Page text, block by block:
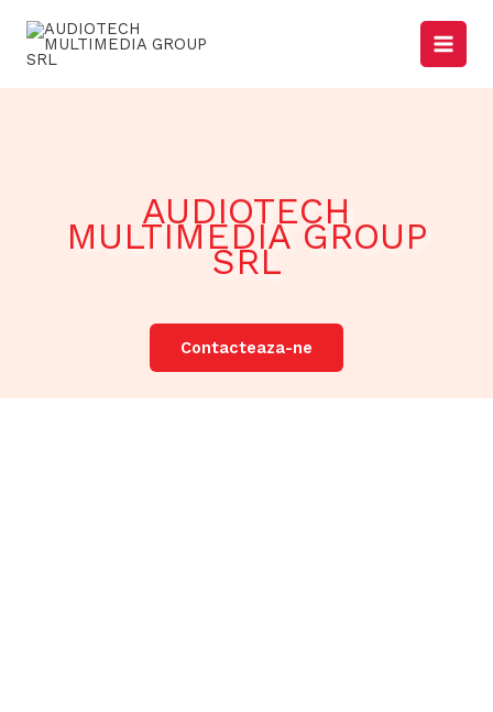
content
AUDIOTECH
MULTIMEDIA GROUP
SRL
Contacteaza-ne